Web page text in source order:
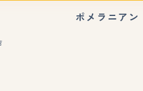
ポメラニアン